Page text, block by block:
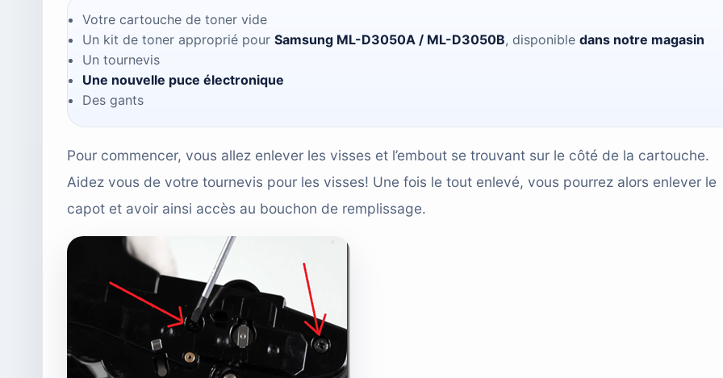
Votre cartouche de toner vide
Un kit de toner approprié pour Samsung ML-D3050A / ML-D3050B, disponible dans notre magasin
Un tournevis
Une nouvelle puce électronique
Des gants
Pour commencer, vous allez enlever les visses et l’embout se trouvant sur le côté de la cartouche.
Aidez vous de votre tournevis pour les visses! Une fois le tout enlevé, vous pourrez alors enlever le
capot et avoir ainsi accès au bouchon de remplissage.